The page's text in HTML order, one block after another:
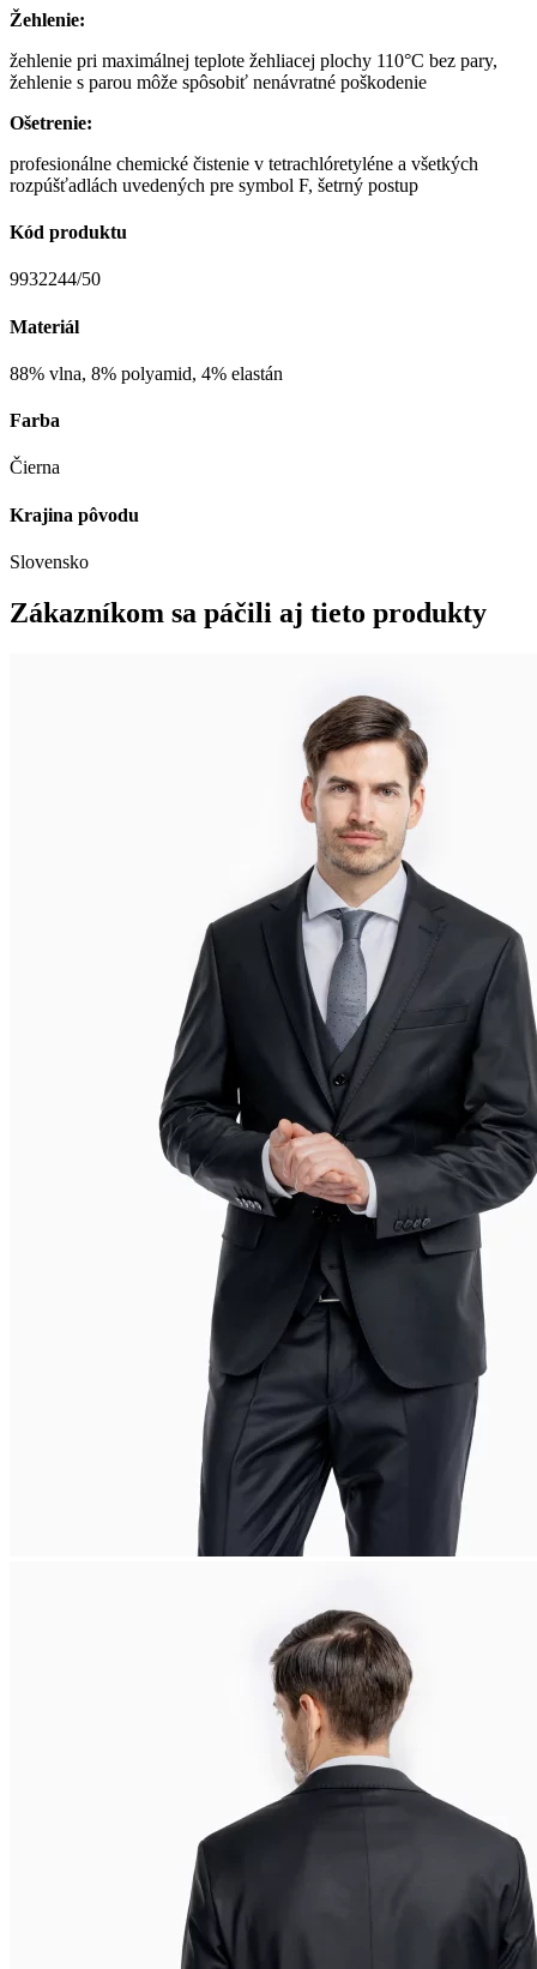
Žehlenie:
žehlenie pri maximálnej teplote žehliacej plochy 110°C bez pary,
žehlenie s parou môže spôsobiť nenávratné poškodenie
Ošetrenie:
profesionálne chemické čistenie v tetrachlóretyléne a všetkých
rozpúšťadlách uvedených pre symbol F, šetrný postup
Kód produktu
9932244/50
Materiál
88% vlna, 8% polyamid, 4% elastán
Farba
Čierna
Krajina pôvodu
Slovensko
Zákazníkom sa páčili aj tieto produkty